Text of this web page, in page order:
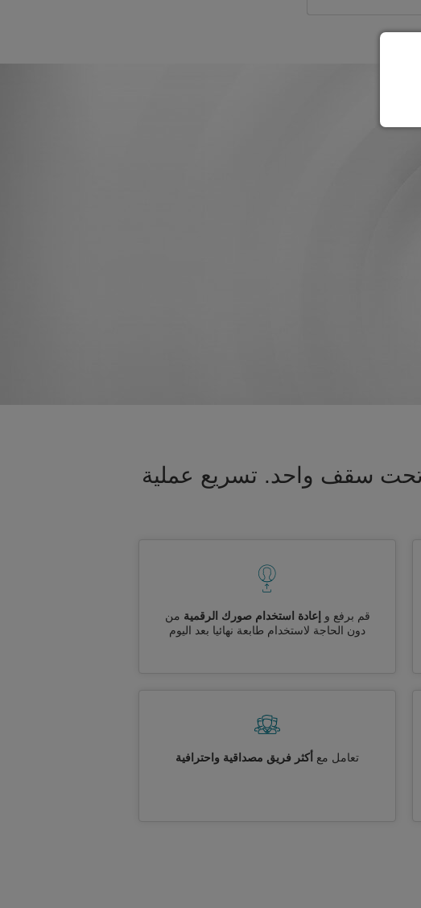
تحت سقف واحد. تسريع عملية
قم برفع و إعادة استخدام صورك الرقمية من
دون الحاجة لاستخدام طابعة نهائيا بعد اليوم
تعامل مع أكثر فريق مصداقية واحترافية